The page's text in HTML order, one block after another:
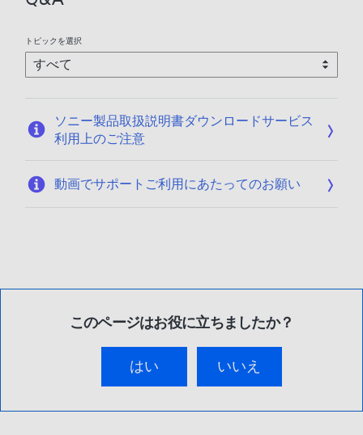
トピックを選択
ソニー製品取扱説明書ダウンロードサービス
利用上のご注意
動画でサポートご利用にあたってのお願い
このページはお役に立ちましたか？
はい いいえ